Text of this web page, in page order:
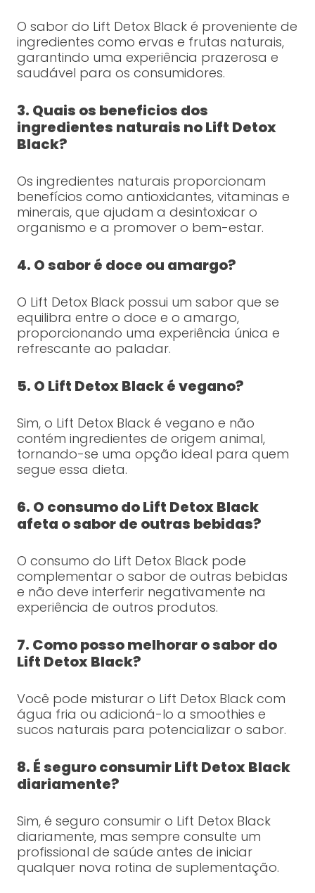
O sabor do Lift Detox Black é proveniente de
ingredientes como ervas e frutas naturais,
garantindo uma experiência prazerosa e
saudável para os consumidores.
3. Quais os beneficios dos
ingredientes naturais no Lift Detox
Black?
Os ingredientes naturais proporcionam
benefícios como antioxidantes, vitaminas e
minerais, que ajudam a desintoxicar o
organismo e a promover o bem-estar.
4. O sabor é doce ou amargo?
O Lift Detox Black possui um sabor que se
equilibra entre o doce e o amargo,
proporcionando uma experiência única e
refrescante ao paladar.
5. O Lift Detox Black é vegano?
Sim, o Lift Detox Black é vegano e não
contém ingredientes de origem animal,
tornando-se uma opção ideal para quem
segue essa dieta.
6. O consumo do Lift Detox Black
afeta o sabor de outras bebidas?
O consumo do Lift Detox Black pode
complementar o sabor de outras bebidas
e não deve interferir negativamente na
experiência de outros produtos.
7. Como posso melhorar o sabor do
Lift Detox Black?
Você pode misturar o Lift Detox Black com
água fria ou adicioná-lo a smoothies e
sucos naturais para potencializar o sabor.
8. É seguro consumir Lift Detox Black
diariamente?
Sim, é seguro consumir o Lift Detox Black
diariamente, mas sempre consulte um
profissional de saúde antes de iniciar
qualquer nova rotina de suplementação.